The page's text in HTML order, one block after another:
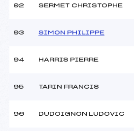
92 SERMET CHRISTOPHE
93 SIMON PHILIPPE
94 HARRIS PIERRE
95 TARIN FRANCIS
96 DUDOIGNON LUDOVIC